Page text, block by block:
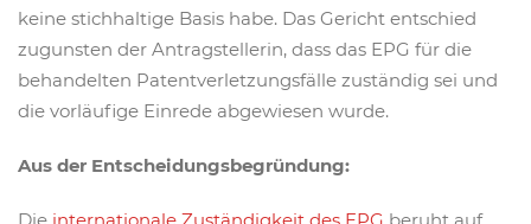
keine stichhaltige Basis habe. Das Gericht entschied
zugunsten der Antragstellerin, dass das EPG für die
behandelten Patentverletzungsfälle zuständig sei und
die vorläufige Einrede abgewiesen wurde.
Aus der Entscheidungsbegründung: